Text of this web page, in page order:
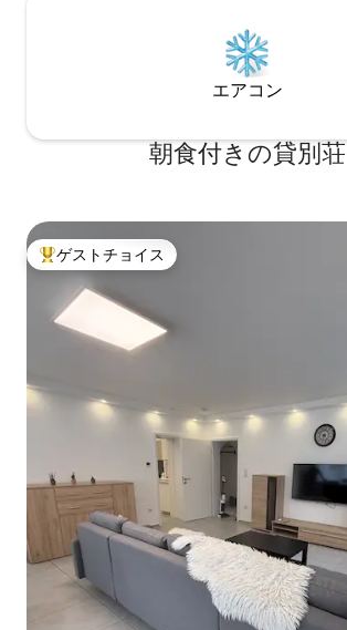
エアコン
朝食付きの貸別荘
大好評のゲストチョイスです。
ゲストチョイス